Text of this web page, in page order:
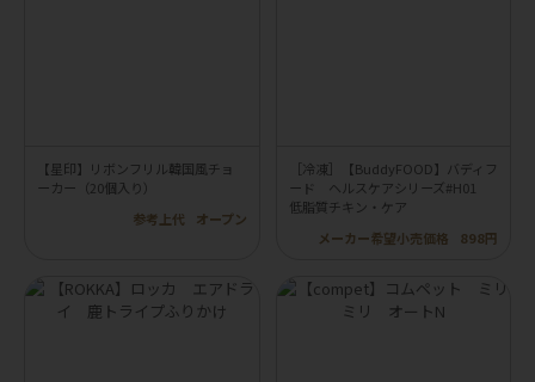
【星印】リボンフリル韓国風チョ
ーカー（20個入り）
参考上代
オープン
［冷凍］【BuddyFOOD】バディフ
ード ヘルスケアシリーズ#H01
低脂質チキン・ケア
メーカー希望小売価格
898円